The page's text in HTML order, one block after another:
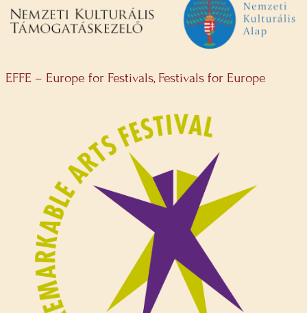
EFFE – Europe for Festivals, Festivals for Europe